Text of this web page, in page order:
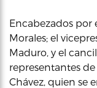
Encabezados por
Morales; el
Maduro, y el
representantes
Chávez, quien se